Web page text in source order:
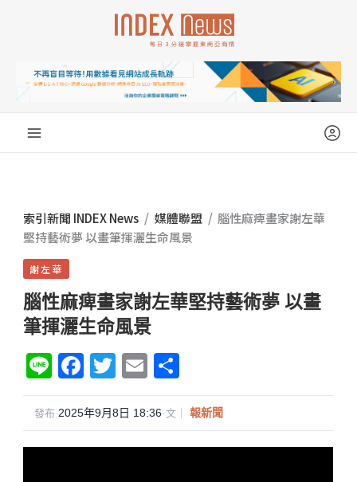
索引新聞 INDEX News / 媒體聯盟 / 腦性麻痺畫家謝左華
堅持藝術夢 以畫筆揮灑生命風景
謝左華
腦性麻痺畫家謝左華堅持藝術夢 以畫
筆揮灑生命風景
Li
n
e
F
a
c
e
T
wi
tt
er
E
m
ail
享
發布 2025年9月8日 18:36·文｜ 報新聞